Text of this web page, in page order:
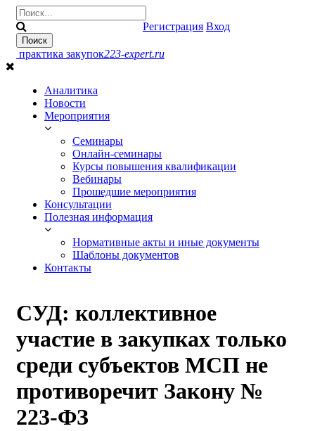
Регистрация Вход
практика закупок223-expert.ru
Аналитика
Новости
Мероприятия
Семинары
Онлайн-cеминары
Курсы повышения квалификации
Вебинары
Прошедшие мероприятия
Консультации
Полезная информация
Нормативные акты и иные документы
Шаблоны документов
Контакты
СУД: коллективное
участие в закупках только
среди субъектов МСП не
противоречит Закону №
223-ФЗ